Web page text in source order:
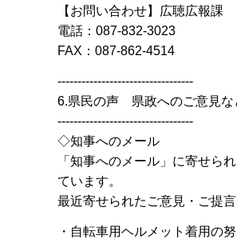
【お問い合わせ】広聴広報課
電話：087-832-3023
FAX：087-862-4514
----------------------------------
6.県民の声 県政へのご意見な
----------------------------------
◇知事へのメール
「知事へのメール」に寄せら
ています。
最近寄せられたご意見・ご提言
・自転車用ヘルメット着用の